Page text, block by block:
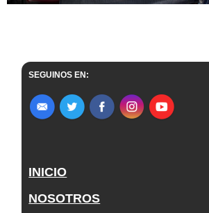
SEGUINOS EN:
INICIO
NOSOTROS